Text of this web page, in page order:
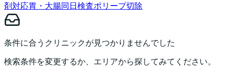
剤対応胃・大腸同日検査ポリープ切除
条件に合うクリニックが見つかりませんでした
検索条件を変更するか、エリアから探してみてください。